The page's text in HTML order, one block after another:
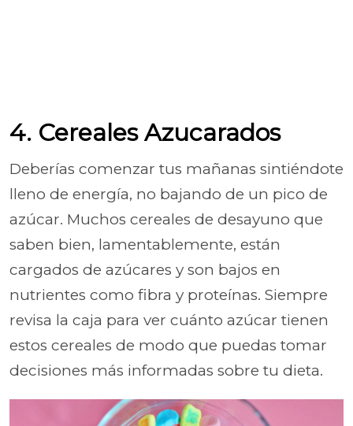
4. Cereales Azucarados
Deberías comenzar tus mañanas sintiéndote
lleno de energía, no bajando de un pico de
azúcar. Muchos cereales de desayuno que
saben bien, lamentablemente, están
cargados de azúcares y son bajos en
nutrientes como fibra y proteínas. Siempre
revisa la caja para ver cuánto azúcar tienen
estos cereales de modo que puedas tomar
decisiones más informadas sobre tu dieta.